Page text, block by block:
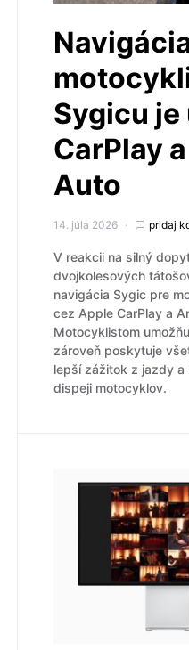
Sygicu je
CarPlay
Auto
14. júla 2026 pridaj
V reakcii na silný
dvojkolesových
navigácia Sygic pre
cez Apple CarPlay a
Motocyklistom
zároveň poskytuje
lepší zážitok z jazdy
dispeji motocyklov.